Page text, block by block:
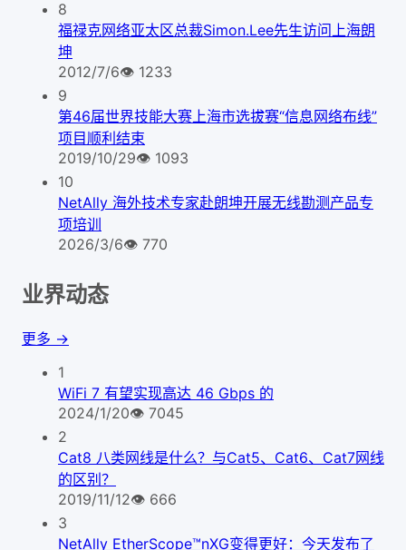
8
福禄克网络亚太区总裁Simon.Lee先生访问上海朗
坤
2012/7/6👁 1233
9
第46届世界技能大赛上海市选拔赛“信息网络布线”
项目顺利结束
2019/10/29👁 1093
10
NetAlly 海外技术专家赴朗坤开展无线勘测产品专
项培训
2026/3/6👁 770
业界动态
更多 →
1
WiFi 7 有望实现高达 46 Gbps 的
2024/1/20👁 7045
2
Cat8 八类网线是什么？与Cat5、Cat6、Cat7网线
的区别？
2019/11/12👁 666
3
NetAlly EtherScope™nXG变得更好：今天发布了